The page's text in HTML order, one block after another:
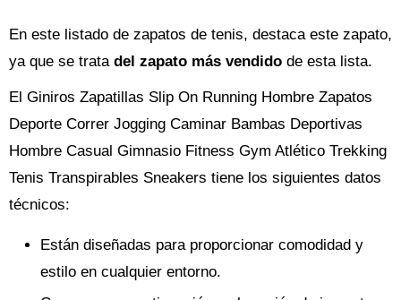
En este listado de zapatos de tenis, destaca este zapato,
ya que se trata del zapato más vendido de esta lista.
El Giniros Zapatillas Slip On Running Hombre Zapatos
Deporte Correr Jogging Caminar Bambas Deportivas
Hombre Casual Gimnasio Fitness Gym Atlético Trekking
Tenis Transpirables Sneakers tiene los siguientes datos
técnicos:
Están diseñadas para proporcionar comodidad y
estilo en cualquier entorno.